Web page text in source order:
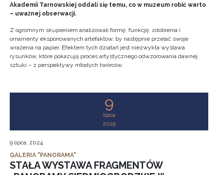
Akademii Tarnowskiej oddali się temu, co w muzeum robić warto
– uważnej obserwacji.
Z ogromnym skupieniem analizowali formę, funkcję, zdobienia i
ornamenty eksponowanych artefaktów, by następnie przelać swoje
wrażenia na papier. Efektem tych działań jest niezwykła wystawa
rysunków, które pokazują proces artystycznego odwzorowania dawnej
sztuki – z perspektywy młodych twórców.
9
lipca
2019
9 lipca, 2024
GALERIA "PANORAMA"
STAŁA WYSTAWA FRAGMENTÓW